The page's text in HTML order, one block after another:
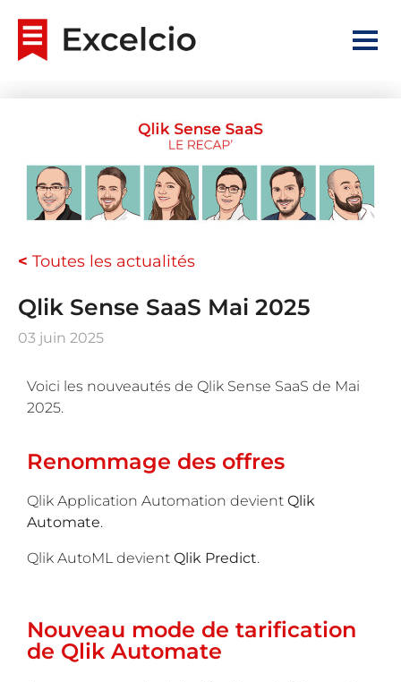
< Toutes les actualités
Qlik Sense SaaS Mai 2025
03 juin 2025
Voici les nouveautés de Qlik Sense SaaS de Mai
2025.
Renommage des offres
Qlik Application Automation devient Qlik
Automate.
Qlik AutoML devient Qlik Predict.
Nouveau mode de tarification
de Qlik Automate